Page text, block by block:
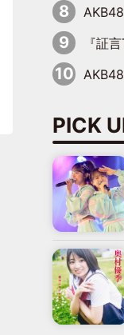
AKB48 21
『証言TIF～アイドル戦国時代
AKB48が歌で
PICK